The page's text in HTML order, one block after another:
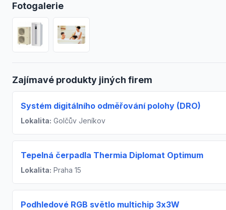
Fotogalerie
Zajímavé produkty jiných firem
Systém digitálního odměřování polohy (DRO)
Lokalita: Golčův Jeníkov
Tepelná čerpadla Thermia Diplomat Optimum
Lokalita: Praha 15
Podhledové RGB světlo multichip 3x3W